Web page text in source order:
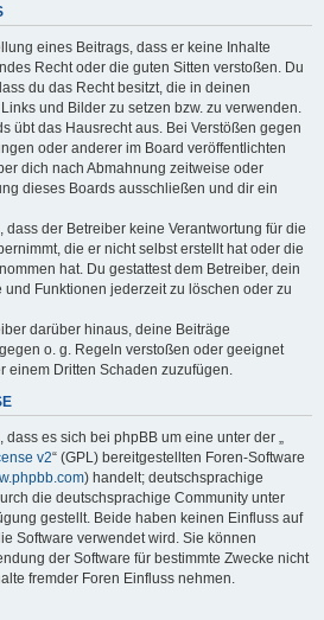
eines Beitrags, dass er keine Inhalte
Recht oder die guten Sitten verstoßen. Du
du das Recht besitzt, die in deinen
und Bilder zu setzen bzw. zu verwenden.
übt das Hausrecht aus. Bei Verstößen gegen
oder anderer im Board veröffentlichten
dich nach Abmahnung zeitweise oder
dieses Boards ausschließen und dir ein
dass der Betreiber keine Verantwortung für die
die er nicht selbst erstellt hat oder die
hat. Du gestattest dem Betreiber, dein
und Funktionen jederzeit zu löschen oder zu
darüber hinaus, deine Beiträge
o. g. Regeln verstoßen oder geeignet
einem Dritten Schaden zuzufügen.
dass es sich bei phpBB um eine unter der „
v2“ (GPL) bereitgestellten Foren-Software
) handelt; deutschsprachige
die deutschsprachige Community unter
gestellt. Beide haben keinen Einfluss auf
Software verwendet wird. Sie können
der Software für bestimmte Zwecke nicht
fremder Foren Einfluss nehmen.